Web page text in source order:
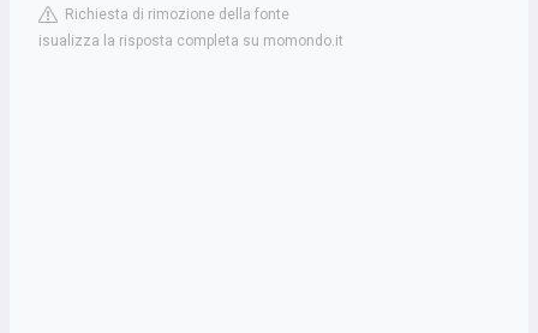
Richiesta di rimozione della fonte
isualizza la risposta completa su momondo.it